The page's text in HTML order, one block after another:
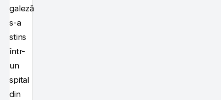
galeză
s-a
stins
într-
un
spital
din